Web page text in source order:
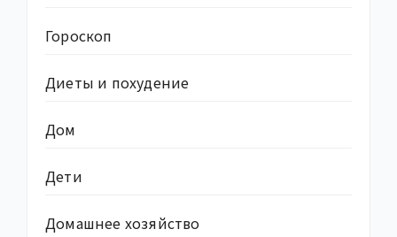
Гороскоп
Диеты и похудение
Дом
Дети
Домашнее хозяйство